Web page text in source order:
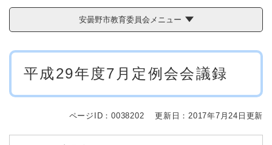
安曇野市教育委員会メニュー
本
平成29年度7月定例会会議録
ページID：0038202 更新日：2017年7月24日更新